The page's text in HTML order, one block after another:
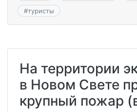
#туристы
На территории
в Новом Свете
крупный пожар